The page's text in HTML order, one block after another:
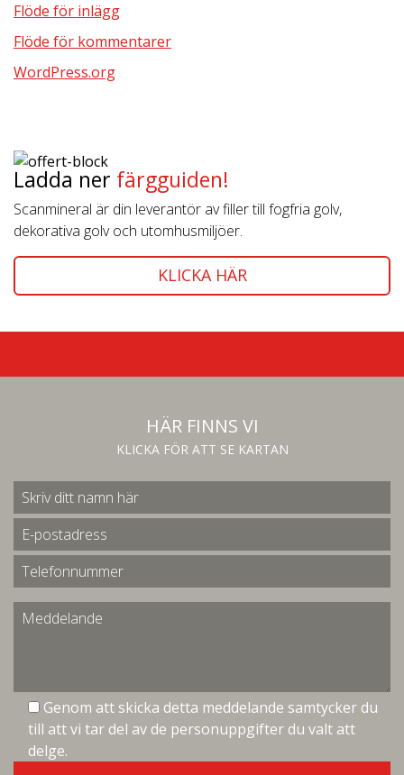
Flöde för inlägg
Flöde för kommentarer
WordPress.org
Ladda ner färgguiden!
Scanmineral är din leverantör av filler till fogfria golv,
dekorativa golv och utomhusmiljöer.
KLICKA HÄR
HÄR FINNS VI
KLICKA FÖR ATT SE KARTAN
Genom att skicka detta meddelande samtycker du
till att vi tar del av de personuppgifter du valt att
delge.